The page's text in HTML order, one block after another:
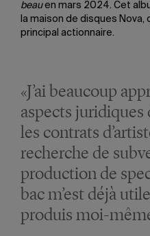
beauen mars 2024. Cet
la maison de disques
principal actionnaire.
«J’ai beaucoup
aspects juridiques
les contrats
recherche de
production de
bac m’est déjà
produis moi-